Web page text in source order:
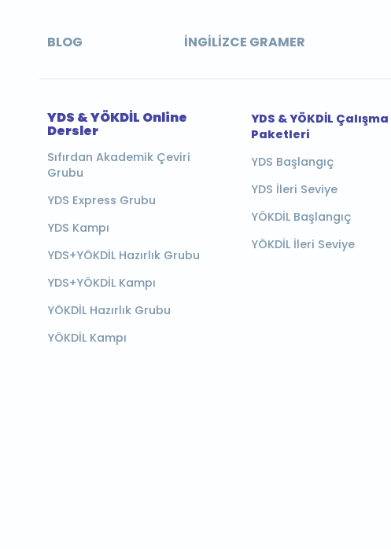
BLOG İNGILIZCE GRAMER
YDS & YÖKDİL Online
Dersler
Sıfırdan Akademik Çeviri
Grubu
YDS Express Grubu
YDS Kampı
YDS+YÖKDİL Hazırlık Grubu
YDS+YÖKDİL Kampı
YÖKDİL Hazırlık Grubu
YÖKDİL Kampı
YDS & YÖKDİL Çalışma
Paketleri
YDS Başlangıç
YDS İleri Seviye
YÖKDİL Başlangıç
YÖKDİL İleri Seviye